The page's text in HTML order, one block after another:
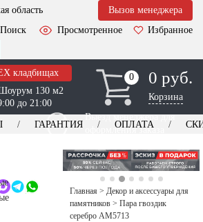
область
Вызов менеджера
Поиск Просмотренное
Избранное
кладбищах
130 м2
до 21:00
0
0 0 руб.
Корзина
Выезд менеджера для
оформления заказа
23
ГАРАНТИЯ ОПЛАТА
Главная > Декор и аксессуары для
памятников > Пара гвоздик
серебро AM5713